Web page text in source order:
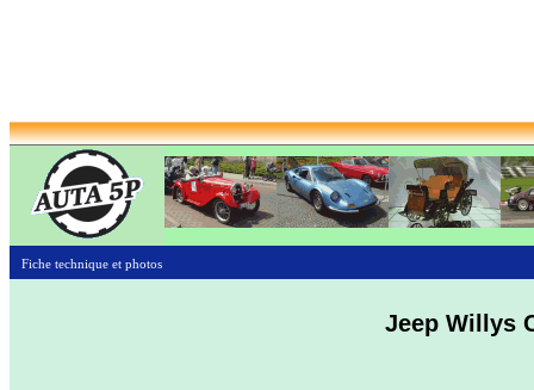
Fiche technique et photos
Jeep Willys